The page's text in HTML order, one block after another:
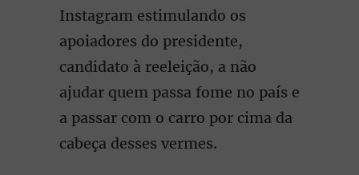
Instagram estimulando os
apoiadores do presidente,
candidato à reeleição, a não
ajudar quem passa fome no país e
a passar com o carro por cima da
cabeça desses vermes.